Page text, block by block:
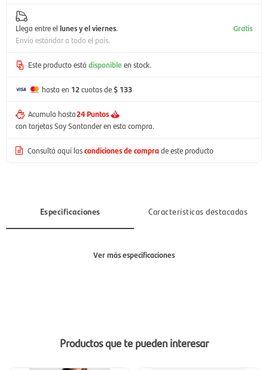
Llega entre el lunes y el viernes.
Envío estándar a todo el país.
Gratis
Este producto está disponible en stock.
hasta en 12cuotas de$ 133
Acumula hasta24 Puntos
con tarjetas Soy Santander en esta compra.
Consultá aquí lascondiciones de comprade este producto
Especificaciones Características destacadas
Ver más especificaciones
Productos que te pueden interesar